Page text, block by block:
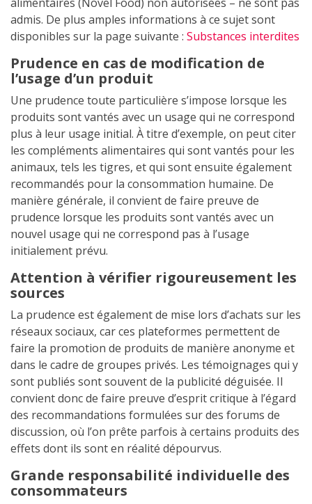
admis. De plus amples informations à ce sujet sont
disponibles sur la page suivante : Substances interdites
Prudence en cas de modification de
l’usage d’un produit
Une prudence toute particulière s’impose lorsque les
produits sont vantés avec un usage qui ne correspond
plus à leur usage initial. À titre d’exemple, on peut citer
les compléments alimentaires qui sont vantés pour les
animaux, tels les tigres, et qui sont ensuite également
recommandés pour la consommation humaine. De
manière générale, il convient de faire preuve de
prudence lorsque les produits sont vantés avec un
nouvel usage qui ne correspond pas à l’usage
initialement prévu.
Attention à vérifier rigoureusement les
sources
La prudence est également de mise lors d’achats sur les
réseaux sociaux, car ces plateformes permettent de
faire la promotion de produits de manière anonyme et
dans le cadre de groupes privés. Les témoignages qui y
sont publiés sont souvent de la publicité déguisée. Il
convient donc de faire preuve d’esprit critique à l’égard
des recommandations formulées sur des forums de
discussion, où l’on prête parfois à certains produits des
effets dont ils sont en réalité dépourvus.
Grande responsabilité individuelle des
consommateurs